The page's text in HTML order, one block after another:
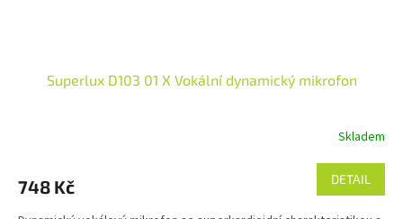
Superlux D103 01 X Vokální dynamický mikrofon
Skladem
748 Kč DETAIL